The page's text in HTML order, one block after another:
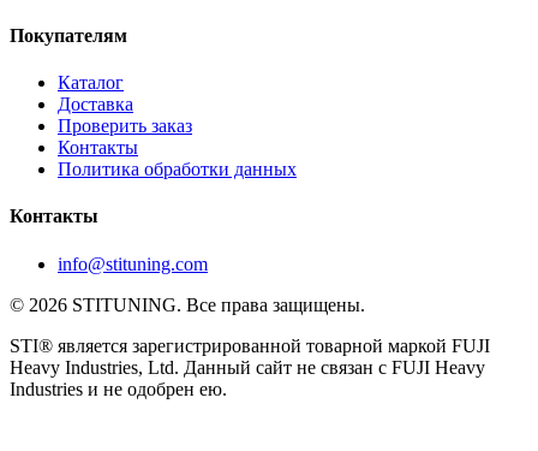
Покупателям
Каталог
Доставка
Проверить заказ
Контакты
Политика обработки данных
Контакты
info@stituning.com
© 2026 STITUNING. Все права защищены.
STI® является зарегистрированной товарной маркой FUJI
Heavy Industries, Ltd. Данный сайт не связан с FUJI Heavy
Industries и не одобрен ею.